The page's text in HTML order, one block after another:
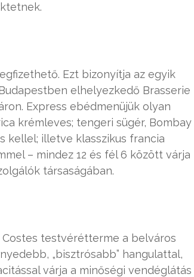
Ezt bizonyítja az egyik
elhelyezkedő Brasserie
Express ebédmenüjük olyan
krémleves; tengeri sügér, Bombay
kellel; illetve klasszikus francia
– mindez 12 és fél 6 között várja
társaságában.
testvérétterme a belváros
„bisztrósabb” hangulattal,
várja a minőségi vendéglátás